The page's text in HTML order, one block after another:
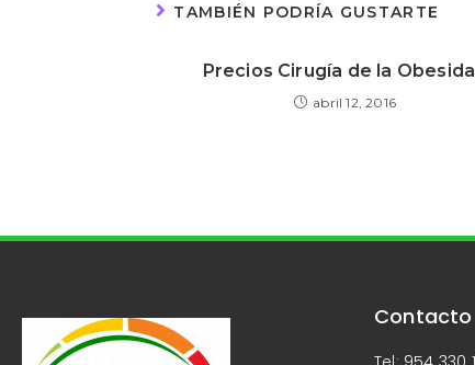
TAMBIÉN PODRÍA GUSTARTE
Precios Cirugía de la
abril 12, 2016
Contacto